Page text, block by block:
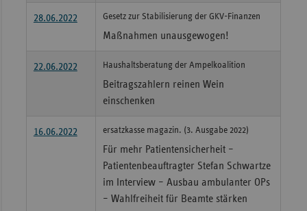
28.06.2022 Gesetz zur Stabilisierung der GKV-Finanzen
Maßnahmen unausgewogen!
22.06.2022 Haushaltsberatung der Ampelkoalition
Beitragszahlern reinen Wein
einschenken
16.06.2022 ersatzkasse magazin. (3. Ausgabe 2022)
Für mehr Patientensicherheit –
Patientenbeauftragter Stefan Schwartze
im Interview – Ausbau ambulanter OPs
– Wahlfreiheit für Beamte stärken